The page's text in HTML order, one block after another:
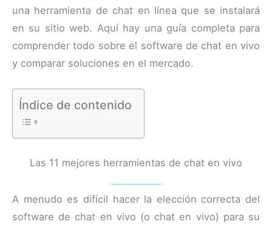
una herramienta de chat en línea que se instalará
en su sitio web. Aquí hay una guía completa para
comprender todo sobre el software de chat en vivo
y comparar soluciones en el mercado.
Índice de contenido
Las 11 mejores herramientas de chat en vivo
A menudo es difícil hacer la elección correcta del
software de chat en vivo (o chat en vivo) para su